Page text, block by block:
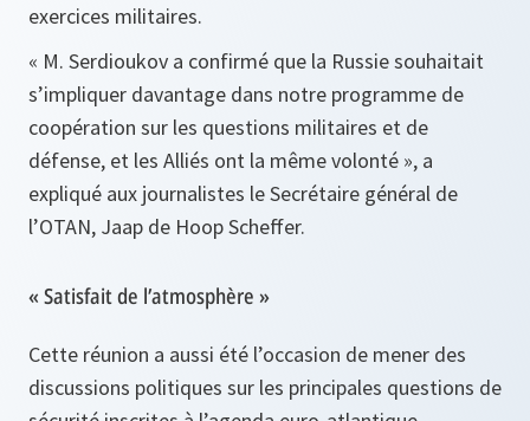
exercices militaires.
« M. Serdioukov a confirmé que la Russie souhaitait
s’impliquer davantage dans notre programme de
coopération sur les questions militaires et de
défense, et les Alliés ont la même volonté », a
expliqué aux journalistes le Secrétaire général de
l’OTAN, Jaap de Hoop Scheffer.
« Satisfait de l’atmosphère »
Cette réunion a aussi été l’occasion de mener des
discussions politiques sur les principales questions de